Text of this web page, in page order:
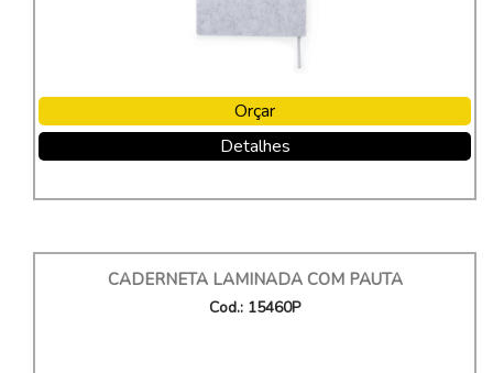
Orçar
Detalhes
CADERNETA LAMINADA COM PAUTA
Cod.: 15460P